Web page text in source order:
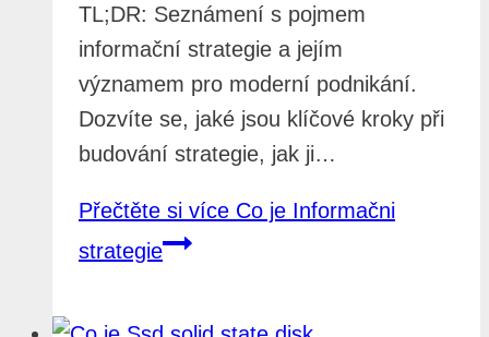
TL;DR: Seznámení s pojmem
informační strategie a jejím
významem pro moderní podnikání.
Dozvíte se, jaké jsou klíčové kroky při
budování strategie, jak ji…
Přečtěte si více Co je Informačni
strategie